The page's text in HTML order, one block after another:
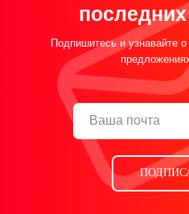
Подпишитесь и узнавайте